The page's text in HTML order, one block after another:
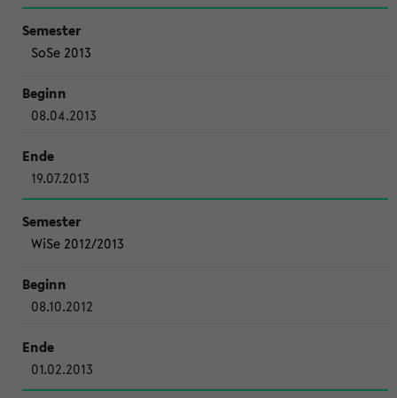
SoSe 2013
08.04.2013
19.07.2013
WiSe 2012/2013
08.10.2012
01.02.2013